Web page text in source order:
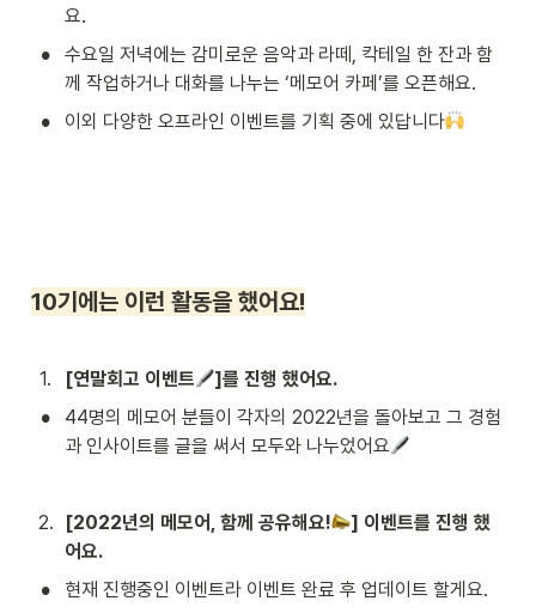
요.
•
수요일 저녁에는 감미로운 음악과 라떼, 칵테일 한 잔과 함
께 작업하거나 대화를 나누는 ‘메모어 카페’를 오픈해요.
• 이외 다양한 오프라인 이벤트를 기획 중에 있답니다
10기에는 이런 활동을 했어요!
1. [연말회고 이벤트 ]를 진행 했어요.
•
44명의 메모어 분들이 각자의 2022년을 돌아보고 그 경험
과 인사이트를 글을 써서 모두와 나누었어요
2. [2022년의 메모어, 함께 공유해요!
] 이벤트를 진행 했
어요.
• 현재 진행중인 이벤트라 이벤트 완료 후 업데이트 할게요.